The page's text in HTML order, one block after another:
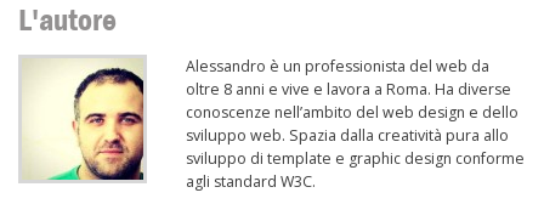
L'autore
Alessandro è un professionista del web da
oltre 8 anni e vive e lavora a Roma. Ha diverse
conoscenze nell’ambito del web design e dello
sviluppo web. Spazia dalla creatività pura allo
sviluppo di template e graphic design conforme
agli standard W3C.